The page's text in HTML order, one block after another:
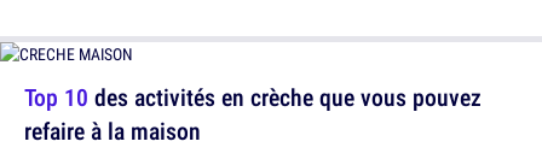
Top 10 des activités en crèche que vous pouvez
refaire à la maison